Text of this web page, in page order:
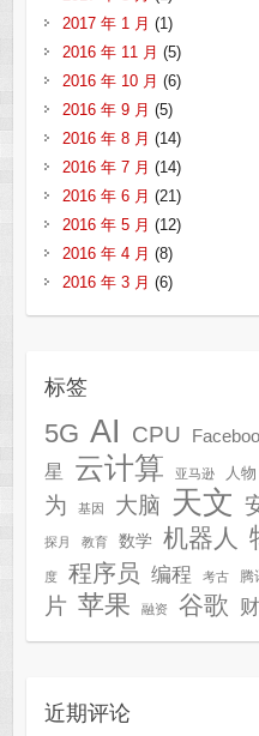
2017 年 1 月 (1)
2016 年 11 月 (5)
2016 年 10 月 (6)
2016 年 9 月 (5)
2016 年 8 月 (14)
2016 年 7 月 (14)
2016 年 6 月 (21)
2016 年 5 月 (12)
2016 年 4 月 (8)
2016 年 3 月 (6)
标签
5G AI CPU
星
云计算 亚马逊 人物
为
基因 大脑 天文
探月 教育 数学 机器人
度 程序员 编程 考古 腾
片 苹果 融资 谷歌
近期评论